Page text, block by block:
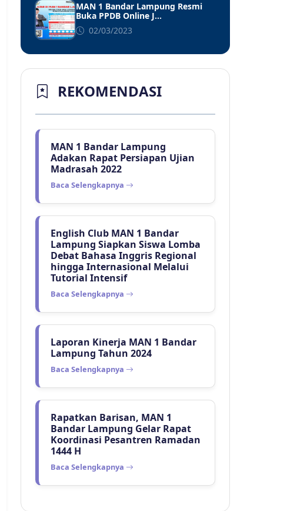
MAN 1 Bandar Lampung Resmi
Buka PPDB Online J...
02/03/2023
REKOMENDASI
MAN 1 Bandar Lampung
Adakan Rapat Persiapan Ujian
Madrasah 2022
Baca Selengkapnya
English Club MAN 1 Bandar
Lampung Siapkan Siswa Lomba
Debat Bahasa Inggris Regional
hingga Internasional Melalui
Tutorial Intensif
Baca Selengkapnya
Laporan Kinerja MAN 1 Bandar
Lampung Tahun 2024
Baca Selengkapnya
Rapatkan Barisan, MAN 1
Bandar Lampung Gelar Rapat
Koordinasi Pesantren Ramadan
1444 H
Baca Selengkapnya